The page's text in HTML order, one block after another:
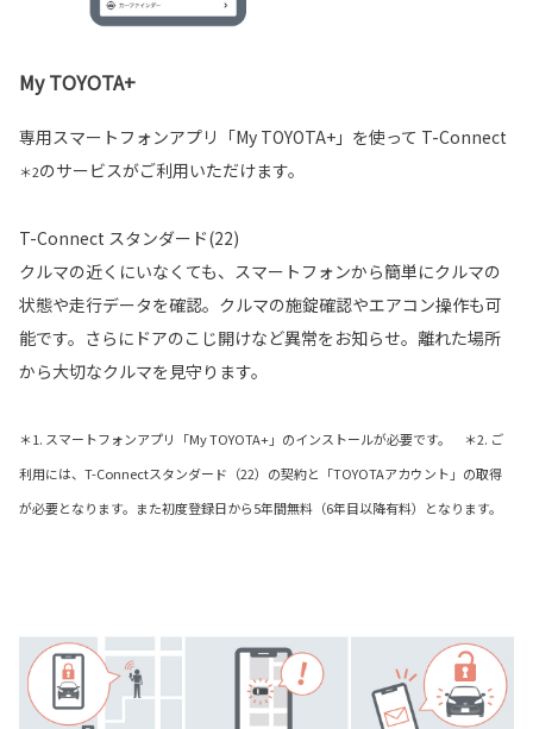
My TOYOTA+
専用スマートフォンアプリ「My TOYOTA+」を使って T-Connect
＊2のサービスがご利用いただけます。
T-Connect スタンダード(22)
クルマの近くにいなくても、スマートフォンから簡単にクルマの
状態や走行データを確認。クルマの施錠確認やエアコン操作も可
能です。さらにドアのこじ開けなど異常をお知らせ。離れた場所
から大切なクルマを見守ります。
＊1. スマートフォンアプリ「My TOYOTA+」のインストールが必要です。 ＊2. ご
利用には、T-Connectスタンダード（22）の契約と「TOYOTAアカウント」の取得
が必要となります。また初度登録日から5年間無料（6年目以降有料）となります。